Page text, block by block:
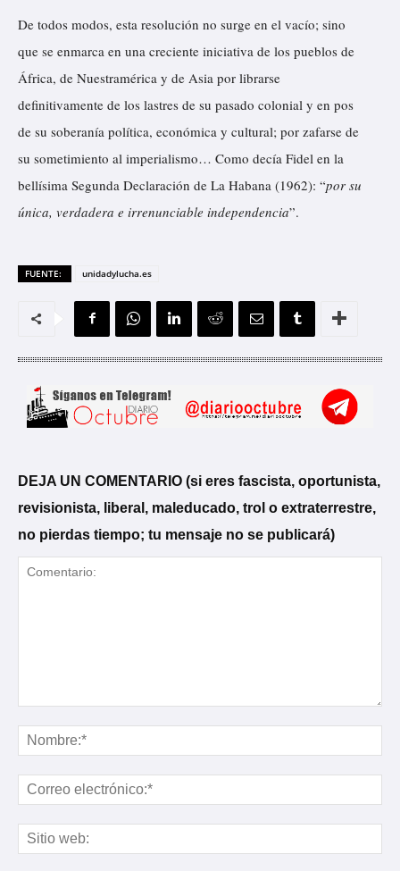
De todos modos, esta resolución no surge en el vacío; sino
que se enmarca en una creciente iniciativa de los pueblos de
África, de Nuestramérica y de Asia por librarse
definitivamente de los lastres de su pasado colonial y en pos
de su soberanía política, económica y cultural; por zafarse de
su sometimiento al imperialismo… Como decía Fidel en la
bellísima Segunda Declaración de La Habana (1962): “por su
única, verdadera e irrenunciable independencia”.
FUENTE: unidadylucha.es
DEJA UN COMENTARIO (si eres fascista, oportunista,
revisionista, liberal, maleducado, trol o extraterrestre,
no pierdas tiempo; tu mensaje no se publicará)